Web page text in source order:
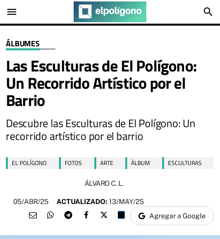
menu search
ÁLBUMES
Las Esculturas de El Polígono:
Un Recorrido Artístico por el
Barrio
Descubre las Esculturas de El Polígono: Un
recorrido artístico por el barrio
EL POLÍGONO FOTOS ARTE ÁLBUM ESCULTURAS
ÁLVARO C. L.
05/ABR/25 ACTUALIZADO: 13/MAY/25
Agregar a Google